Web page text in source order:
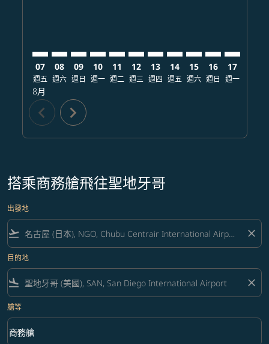
07
週五
8月
08
週六
09
週日
10
週一
11
週二
12
週三
13
週四
14
週五
15
週六
16
週日
17
週一
chevron_left chevron_right
搭乘商務艙飛往聖地牙哥
出發地
flight_takeoff close
目的地
flight_land close
艙等
艙等 option 商務艙 Selected
商務艙
keyboard_arrow_down